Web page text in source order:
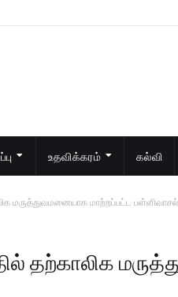
உதவிக்கரம் கல்வி
மருத்துவமனையாக மாற்றப்பட்ட
தற்காலிக